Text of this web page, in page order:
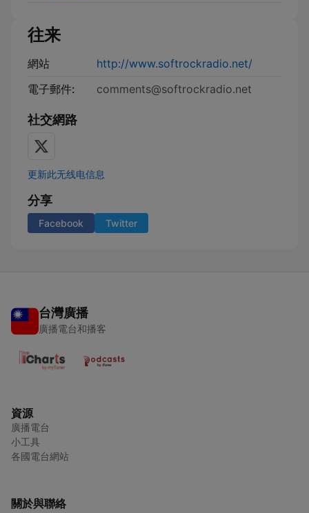
往来
網站
http://www.softrockradio.net/
電子郵件:
comments@softrockradio.net
社交網路
更新此无线电信息
分享
Facebook Twitter
台灣廣播
廣播電台和播客
資源
廣播電台
小工具
各國電台網站
關於與聯絡